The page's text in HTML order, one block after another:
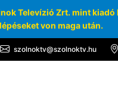
Televízió Zrt. mint
von maga után.
szolnoktv@szolnoktv.hu